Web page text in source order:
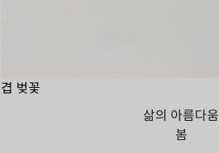
겹 벚꽃
삶의 아름다움
봄